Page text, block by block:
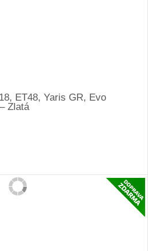
ET48, Yaris GR, Evo
Zlatá